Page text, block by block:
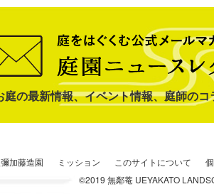
の最新情報、イベント情報、庭師の
加藤造園 ミッション このサイトについて
©2019 無鄰菴 UEYAKATO